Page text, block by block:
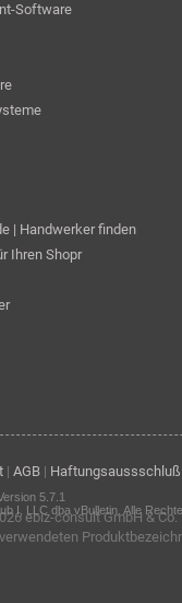
Software
| Handwerker finden
Ihren Shopr
| AGB| Haftungsaussschluß
ebiz-consult GmbH & Co.
5.7.1
I, LLC dba vBulletin. Alle